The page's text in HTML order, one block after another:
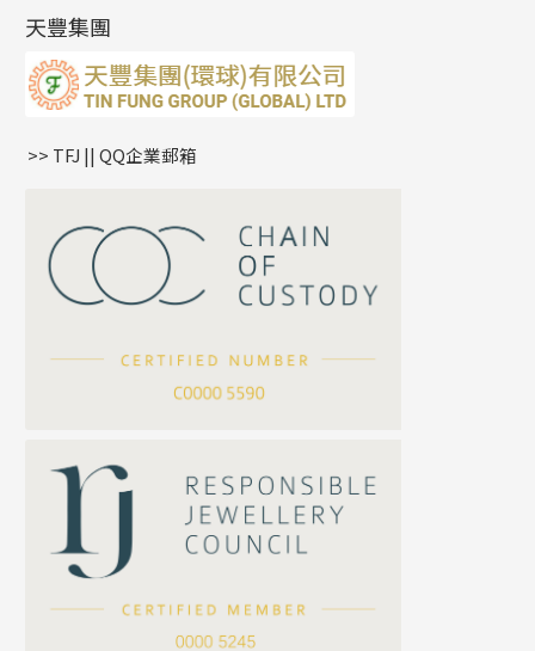
公司名稱
聯絡電話
雙十字鏈系列
水波鏈系列
蛇骨鏈系列
鏈尾系列
嘴唇鏈系列
S車花鏈系列
珍珠鏈系列
坦克鏈系列
滿天星鏈系列
方假繩鏈系列
耳環扣系列
耳綫/耳鈎系列
耳環爪頭
耳環
字母吊墜
相盒吊墜
項鏈吊墜
生肖吊墜
星座吊墜
珠扣
天豐集團
>> TFJ || QQ企業郵箱